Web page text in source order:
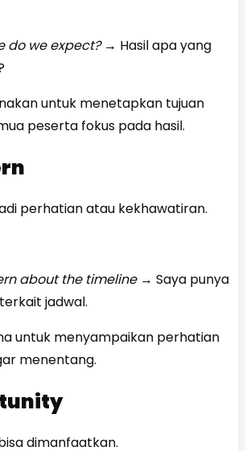
do we expect? → Hasil apa yang
untuk menetapkan tujuan
peserta fokus pada hasil.
perhatian atau kekhawatiran.
about the timeline → Saya punya
jadwal.
untuk menyampaikan perhatian
menentang.
dimanfaatkan.